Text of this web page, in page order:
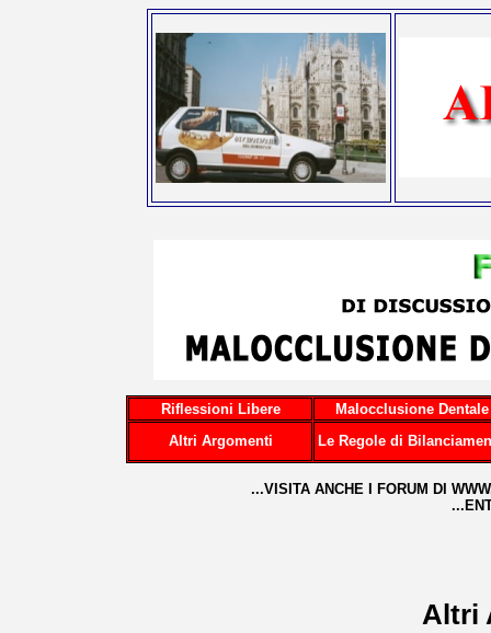
Riflessioni Libere
Malocclusione Dentale
Altri Argomenti
Le Regole di
...VISITA ANCHE I FORUM DI
Altri